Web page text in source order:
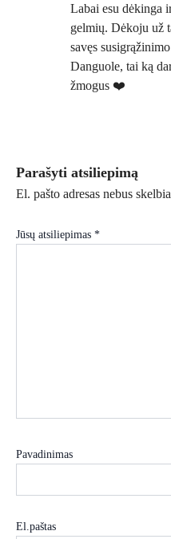
Labai esu dėkinga
gelmių. Dėkoju už
savęs
Danguole, tai ką
žmogus ❤️
Parašyti atsiliepimą
El. pašto adresas nebus
Jūsų atsiliepimas *
Pavadinimas
El.paštas